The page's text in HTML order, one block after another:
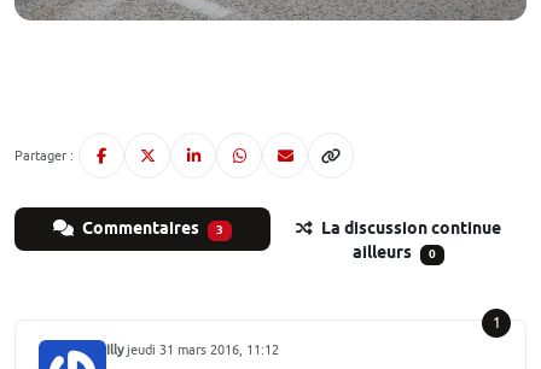
Partager :
Commentaires 3
La discussion continue
ailleurs
0
1
Illyjeudi 31 mars 2016, 11:12